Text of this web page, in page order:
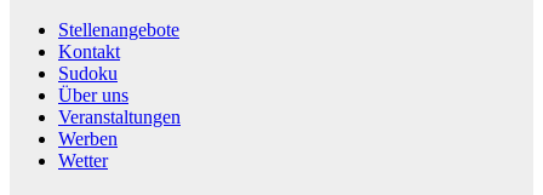
Stellenangebote
Kontakt
Sudoku
Über uns
Veranstaltungen
Werben
Wetter